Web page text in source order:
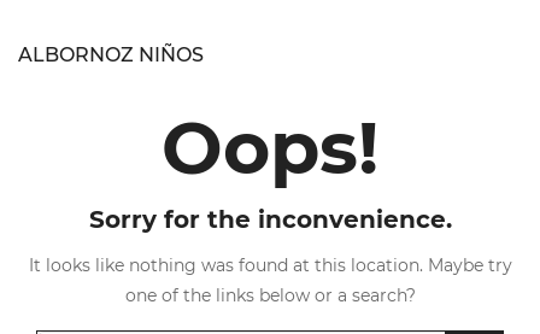
ALBORNOZ NIÑOS
Oops!
Sorry for the inconvenience.
It looks like nothing was found at this location. Maybe try
one of the links below or a search?